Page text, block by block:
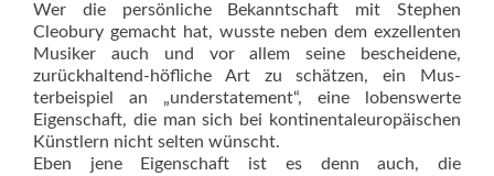
Wer die persönliche Bekanntschaft mit Stephen
Cleobury gemacht hat, wusste neben dem exzellenten
Musiker auch und vor allem seine bescheidene,
zurückhaltend-höfliche Art zu schätzen, ein Mus­
terbeispiel an „understatement“, eine lobenswerte
Eigenschaft, die man sich bei kontinentaleuropäischen
Künstlern nicht selten wünscht.
Eben jene Eigenschaft ist es denn auch, die